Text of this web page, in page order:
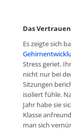
Das
Es zeigte sich
Stress geriet.
nicht nur bei
Sitzungen
isoliert fühle.
Jahr habe sie
Klasse
man sich